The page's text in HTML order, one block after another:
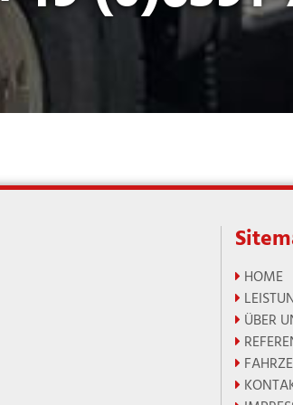
 HOME

 ÜBER


